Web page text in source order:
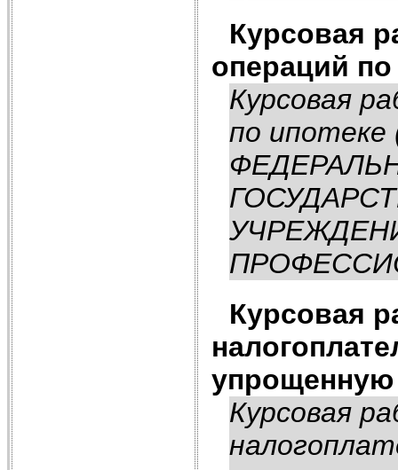
Курсовая
операций
Курсовая
по ипотеке
Курсовая
упрощенную
Курсовая